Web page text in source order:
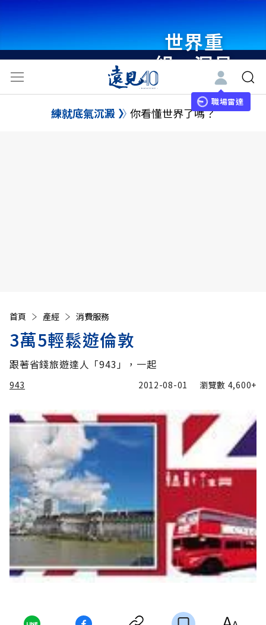
世界重
組・洞見
未來 與
世界領袖
職場雷達
練就底氣沉澱 你看懂世界了嗎？
首頁 產經 消費服務
3萬5輕鬆遊倫敦
跟著省錢旅遊達人「943」，一起
943 2012-08-01 瀏覽數 4,600+